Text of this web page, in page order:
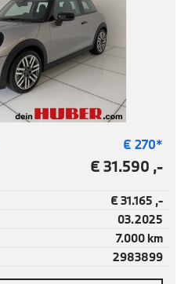
€ 270*
€ 31.590 ,-
€ 31.165 ,-
03.2025
7.000 km
2983899